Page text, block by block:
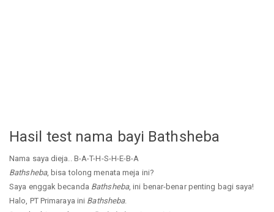
Hasil test nama bayi Bathsheba
Nama saya dieja.. B-A-T-H-S-H-E-B-A
Bathsheba, bisa tolong menata meja ini?
Saya enggak becanda Bathsheba, ini benar-benar penting bagi saya!
Halo, PT Primaraya ini Bathsheba.